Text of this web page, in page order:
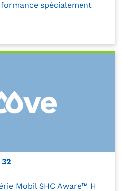
spécialement
32
Mobil SHC Aware™ H